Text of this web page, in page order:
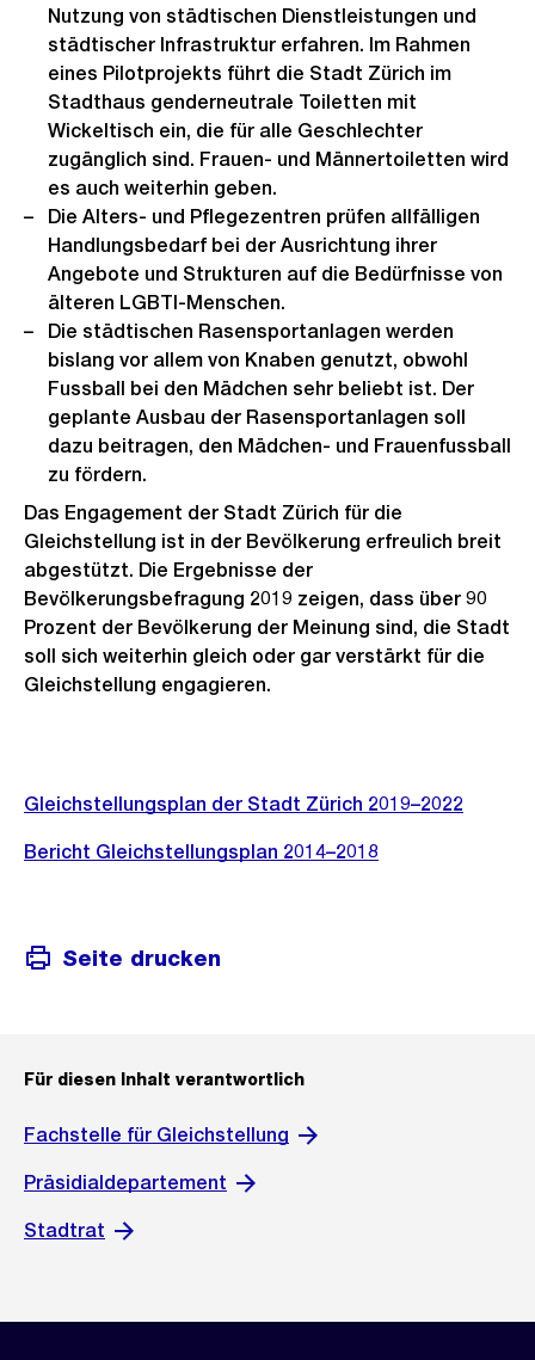
Nutzung von städtischen Dienstleistungen und
städtischer Infrastruktur erfahren. Im Rahmen
eines Pilotprojekts führt die Stadt Zürich im
Stadthaus genderneutrale Toiletten mit
Wickeltisch ein, die für alle Geschlechter
zugänglich sind. Frauen- und Männertoiletten wird
es auch weiterhin geben.
Die Alters- und Pflegezentren prüfen allfälligen
Handlungsbedarf bei der Ausrichtung ihrer
Angebote und Strukturen auf die Bedürfnisse von
älteren LGBTI-Menschen.
Die städtischen Rasensportanlagen werden
bislang vor allem von Knaben genutzt, obwohl
Fussball bei den Mädchen sehr beliebt ist. Der
geplante Ausbau der Rasensportanlagen soll
dazu beitragen, den Mädchen- und Frauenfussball
zu fördern.
Das Engagement der Stadt Zürich für die
Gleichstellung ist in der Bevölkerung erfreulich breit
abgestützt. Die Ergebnisse der
Bevölkerungsbefragung 2019 zeigen, dass über 90
Prozent der Bevölkerung der Meinung sind, die Stadt
soll sich weiterhin gleich oder gar verstärkt für die
Gleichstellung engagieren.
Informationen
Gleichstellungsplan der Stadt Zürich 2019–2022
Bericht Gleichstellungsplan 2014–2018
Seite drucken
Für diesen Inhalt verantwortlich
Fachstelle für Gleichstellung
Präsidialdepartement
Stadtrat